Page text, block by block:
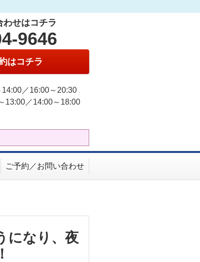
わせはコチラ
9646
はコチラ
／16:00～20:30
13:00／14:00～18:00
ご予約／お問い合わせ
になり、夜